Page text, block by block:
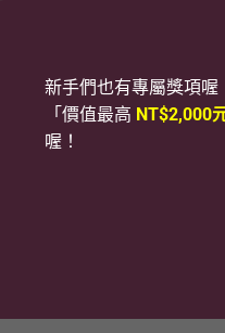
新手們也有專屬獎項
「價值最高 NT$2,000
喔！